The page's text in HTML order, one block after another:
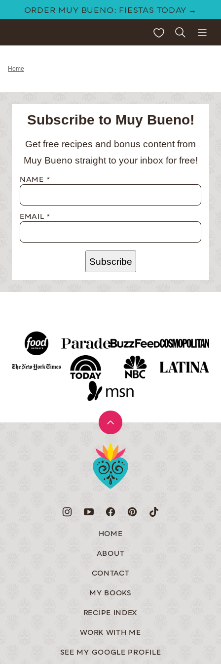
ORDER MUY BUENO: FIESTAS TODAY →
My Favorites
Home
Subscribe to Muy Bueno!
Get free recipes and bonus content from
Muy Bueno straight to your inbox for free!
NAME *
EMAIL *
Subscribe
Back
to
top
Muy
Bueno
HOME
ABOUT
CONTACT
MY BOOKS
RECIPE INDEX
WORK WITH ME
SEE MY GOOGLE PROFILE